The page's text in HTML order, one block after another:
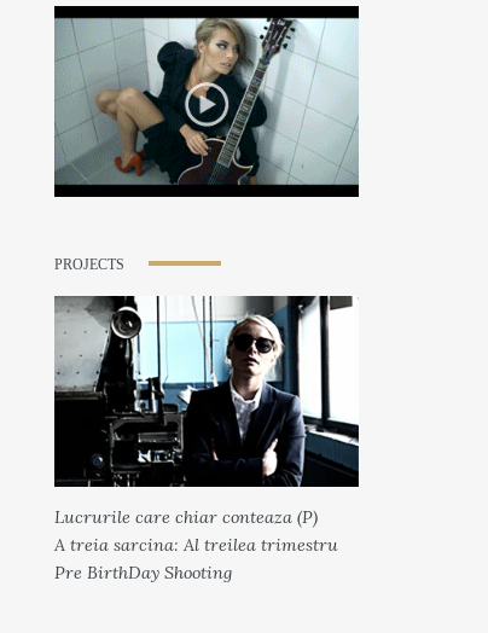
PROJECTS
Lucrurile care chiar conteaza (P)
A treia sarcina: Al treilea trimestru
Pre BirthDay Shooting